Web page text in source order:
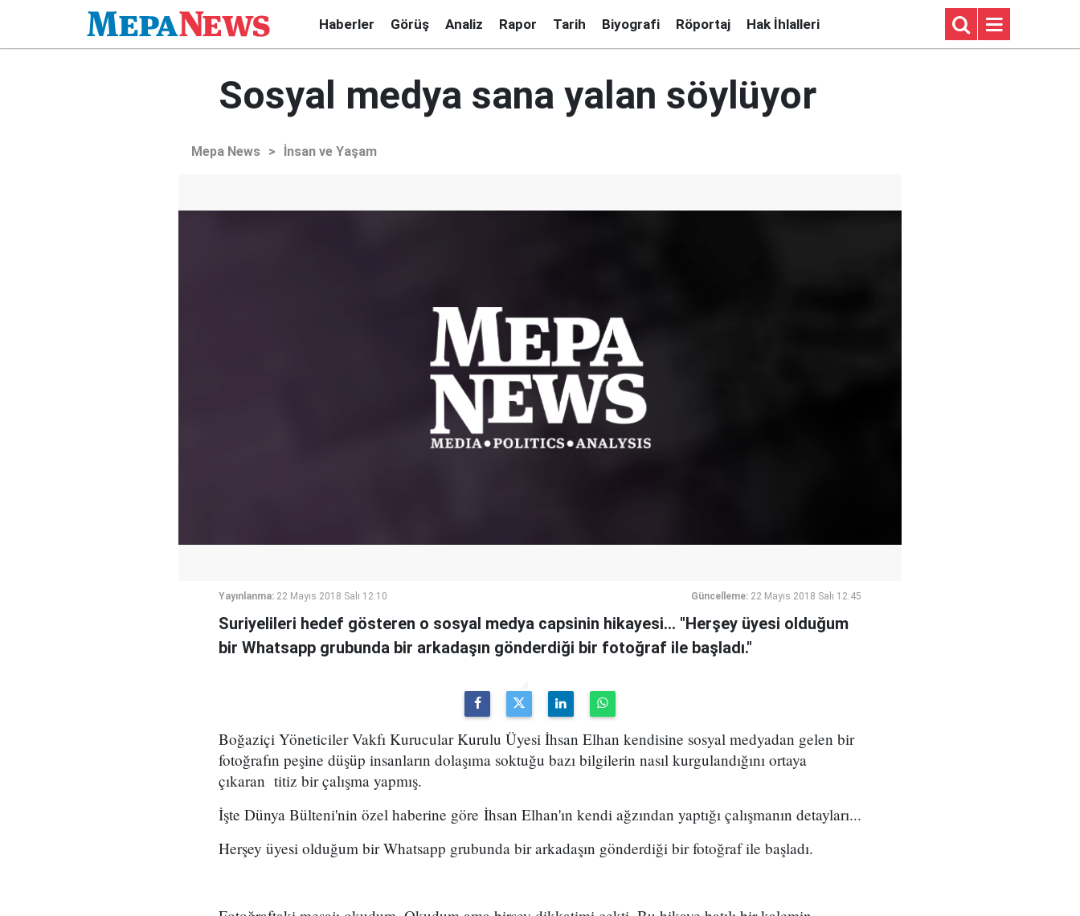
Haberler Görüş Analiz Rapor Tarih Biyografi Röportaj Hak İhlalleri
Sosyal medya sana yalan söylüyor
Mepa News > İnsan ve Yaşam
Yayınlanma: 22 Mayıs 2018 Salı 12:10 Güncelleme: 22 Mayıs 2018 Salı 12:45
Suriyelileri hedef gösteren o sosyal medya capsinin hikayesi... "Herşey üyesi olduğum
bir Whatsapp grubunda bir arkadaşın gönderdiği bir fotoğraf ile başladı."
Boğaziçi Yöneticiler Vakfı Kurucular Kurulu Üyesi İhsan Elhan kendisine sosyal medyadan gelen bir
fotoğrafın peşine düşüp insanların dolaşıma soktuğu bazı bilgilerin nasıl kurgulandığını ortaya
çıkaran titiz bir çalışma yapmış.
İşte Dünya Bülteni'nin özel haberine göre İhsan Elhan'ın kendi ağzından yaptığı çalışmanın detayları...
Herşey üyesi olduğum bir Whatsapp grubunda bir arkadaşın gönderdiği bir fotoğraf ile başladı.